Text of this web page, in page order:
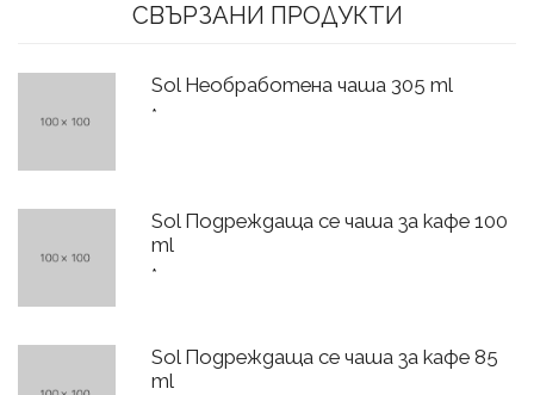
СВЪРЗАНИ ПРОДУКТИ
Sol Необработена чаша 305 ml
*
Sol Подреждаща се чаша за кафе 100
ml
*
Sol Подреждаща се чаша за кафе 85
ml